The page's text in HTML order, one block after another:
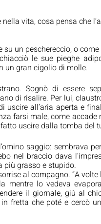
vita, cosa pensa che
un peschereccio, o come
le sue pieghe
un gran cigolio di molle.
Sognò di essere
di risalire. Per lui,
uscire all’aria aperta e
farsi male, come
uscire dalla tomba del
saggio: sembrava
nel braccio dava
più grasso e stupido.
al compagno. “A
mentre lo vedeva
il giornale, giù al
fretta che poté e cercò